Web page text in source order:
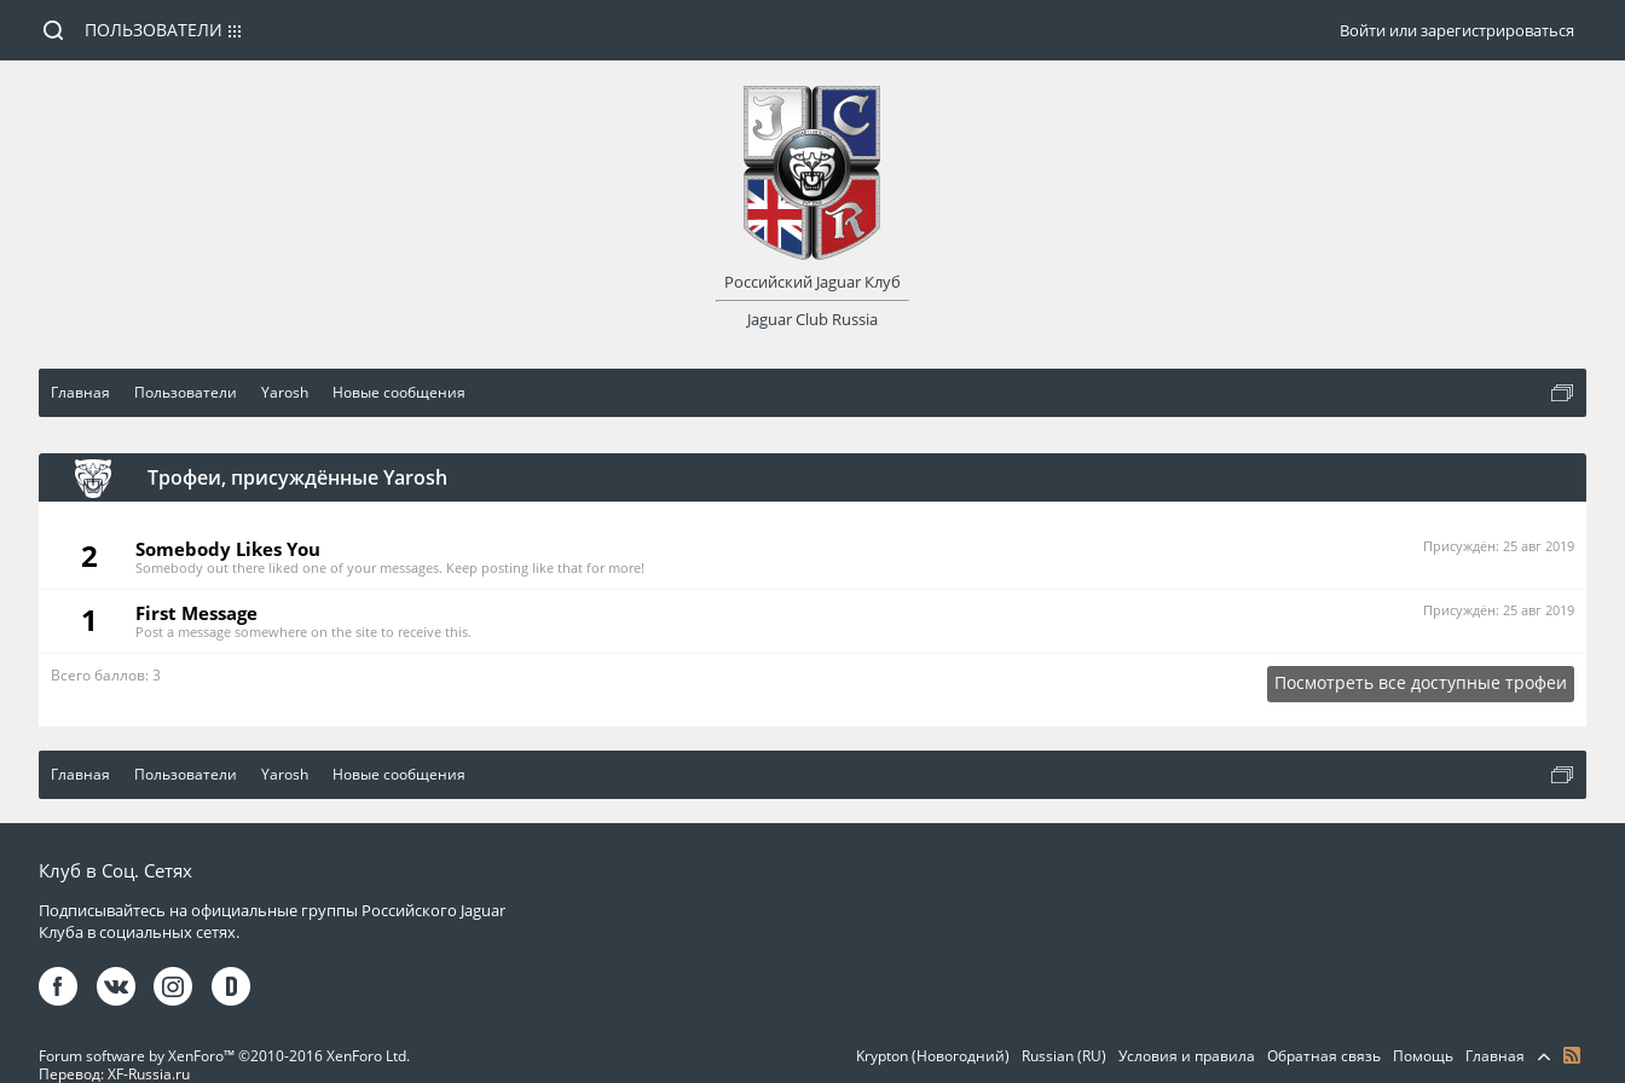
Главная Пользователи Yarosh Новые сообщения
Трофеи, присуждённые Yarosh
2 Присуждён:25 авг 2019
Somebody Likes You
Somebody out there liked one of your messages. Keep posting like that for more!
1 Присуждён:25 авг 2019
First Message
Post a message somewhere on the site to receive this.
Всего баллов: 3 Посмотреть все доступные трофеи
Главная Пользователи Yarosh Новые сообщения
ПОЛЬЗОВАТЕЛИ
Российский Jaguar Клуб
Jaguar Club Russia
Войти или зарегистрироваться
Клуб в Соц. Сетях
Подписывайтесь на официальные группы Российского Jaguar
Клуба в социальных сетях.
Forum software by XenForo™©2010-2016 XenForo Ltd.
Перевод:XF-Russia.ru
Krypton (Новогодний) Russian (RU) Условия и правила Обратная связь Помощь Главная